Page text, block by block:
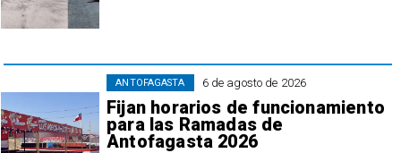
6 de agosto de 2026
Fijan horarios de funcionamiento
para las Ramadas de
Antofagasta 2026
ANTOFAGASTA